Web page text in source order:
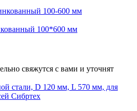
100*600 мм
свяжутся с вами и уточнят